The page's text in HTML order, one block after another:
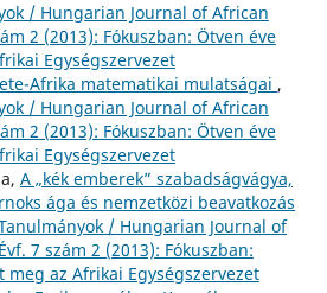
/ Hungarian Journal of African
2 (2013): Fókuszban: Ötven éve
Egységszervezet
Afrika matematikai mulatságai ,
/ Hungarian Journal of African
2 (2013): Fókuszban: Ötven éve
Egységszervezet
A „kék emberek” szabadságvágya,
ága és nemzetközi beavatkozás
/ Hungarian Journal of
7 szám 2 (2013): Fókuszban:
meg az Afrikai Egységszervezet